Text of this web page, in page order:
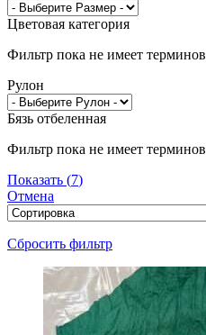
Цветовая категория
Фильтр пока не имеет терминов
Рулон
Бязь отбеленная
Фильтр пока не имеет терминов
Показать (7)
Отмена
Сбросить фильтр